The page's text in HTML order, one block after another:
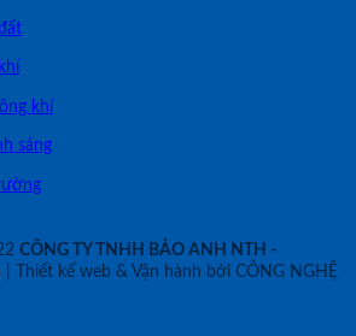
khí
sáng
CÔNG TY TNHH BẢO ANH NTH -
| Thiết kế web & Vận hành bởi CÔNG NGHỆ